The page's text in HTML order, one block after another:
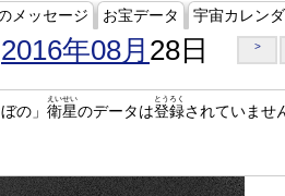
メッセージ お宝データ 宇宙カレン
2016年08月 28日 >
の」 衛星
えいせい
のデータは登録
とうろく
されていませ